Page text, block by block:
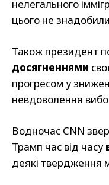
нелегального
цього не
Також президент
досягненнями
прогресом у
невдоволення
Водночас CNN
Трамп час від часу
деякі твердження